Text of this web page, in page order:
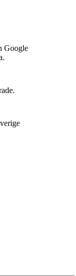
Google